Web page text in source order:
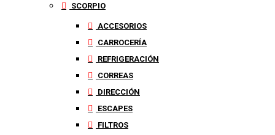
SCORPIO
ACCESORIOS
CARROCERÍA
REFRIGERACIÓN
CORREAS
DIRECCIÓN
ESCAPES
FILTROS